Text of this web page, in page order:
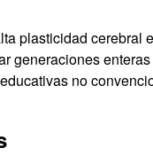
plasticidad cerebral
generaciones
no